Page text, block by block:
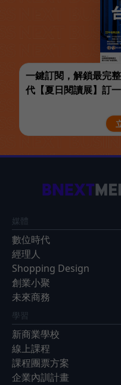
一鍵訂閱，解鎖最完
代【夏日閱讀展】訂
媒體
數位時代
經理人
Shopping Design
創業小聚
未來商務
學習
新商業學校
線上課程
課程團票方案
企業內訓計畫